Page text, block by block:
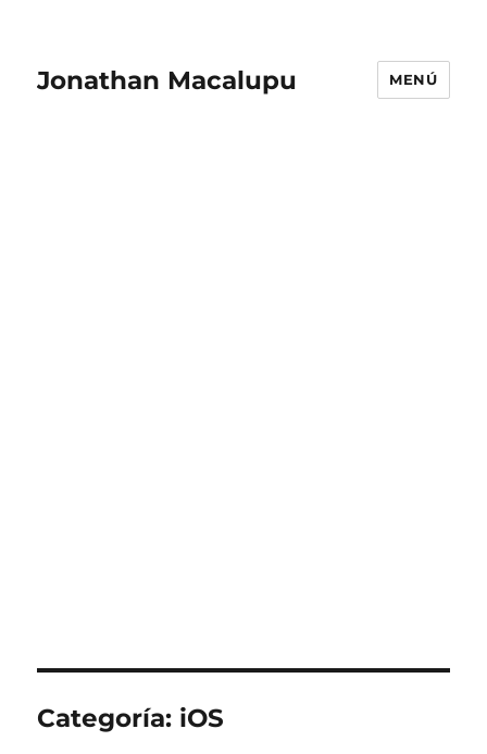
Jonathan Macalupu MENÚ
Categoría: iOS